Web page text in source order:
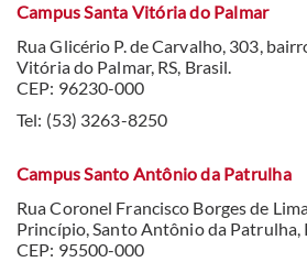
Campus Santa Vitória do Palmar
Rua Glicério P. de Carvalho, 303,
Vitória do Palmar, RS, Brasil.
CEP: 96230-000
Tel: (53) 3263-8250
Campus Santo Antônio da Patrulha
Rua Coronel Francisco Borges de
Princípio, Santo Antônio da Patrulha,
CEP: 95500-000